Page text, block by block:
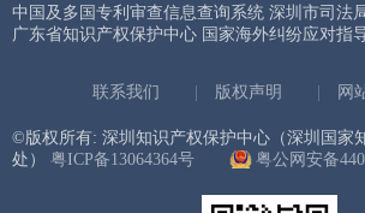
中国及多国专利审查信息查询系统 深圳市司法
广东省知识产权保护中心 国家海外纠纷应对指
联系我们 版权声明 网
©版权所有: 深圳知识产权保护中心（深圳国家
处） 粤ICP备13064364号 粤公网安备